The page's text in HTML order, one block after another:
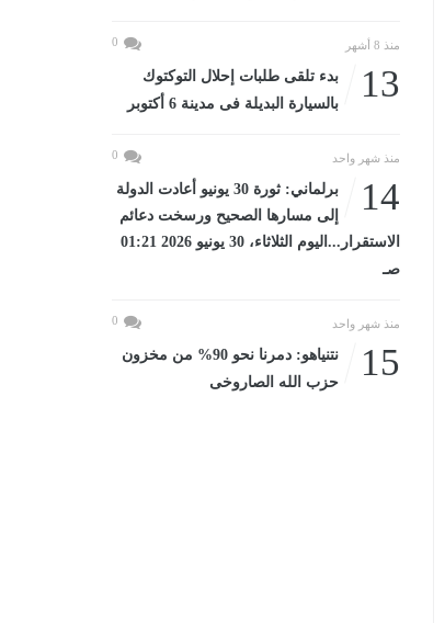
منذ 8 أشهر 0
13
بدء تلقى طلبات إحلال التوكتوك
بالسيارة البديلة فى مدينة 6 أكتوبر
منذ شهر واحد 0
14
برلماني: ثورة 30 يونيو أعادت الدولة
إلى مسارها الصحيح ورسخت دعائم
الاستقرار...اليوم الثلاثاء، 30 يونيو 2026 01:21
صـ
منذ شهر واحد 0
15
نتنياهو: دمرنا نحو 90% من مخزون
حزب الله الصاروخى